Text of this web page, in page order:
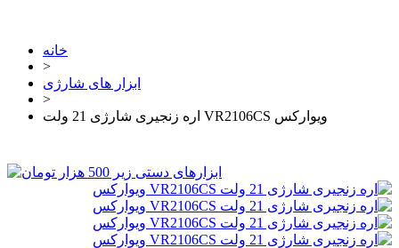
خانه
>
ابزار های شارژی
>
اره زنجیری شارژی 21 ولت VR2106CS ویوارکس